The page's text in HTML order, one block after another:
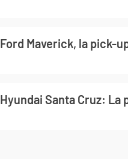
Ford Maverick, la pick-
Hyundai Santa Cruz: